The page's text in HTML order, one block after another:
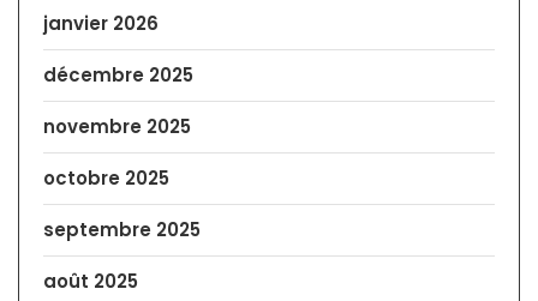
janvier 2026
décembre 2025
novembre 2025
octobre 2025
septembre 2025
août 2025